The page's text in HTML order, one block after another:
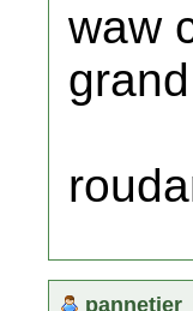
waw
pannetier